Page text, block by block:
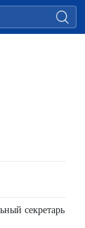
в Австралию и